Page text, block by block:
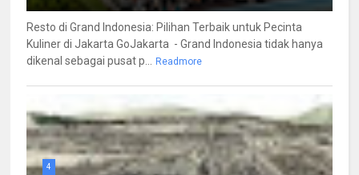
Resto di Grand Indonesia: Pilihan Terbaik untuk Pecinta
Kuliner di Jakarta GoJakarta - Grand Indonesia tidak hanya
dikenal sebagai pusat p... Readmore
4